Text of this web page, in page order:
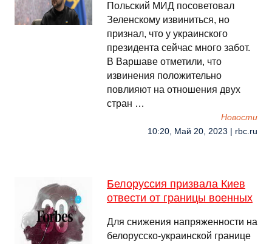
Польский МИД посоветовал
Зеленскому извиниться, но
признал, что у украинского
президента сейчас много забот.
В Варшаве отметили, что
извинения положительно
повлияют на отношения двух
стран …
Новости
10:20, Май 20, 2023 | rbc.ru
Белоруссия призвала Киев
отвести от границы военных
Для снижения напряженности на
белорусско-украинской границе